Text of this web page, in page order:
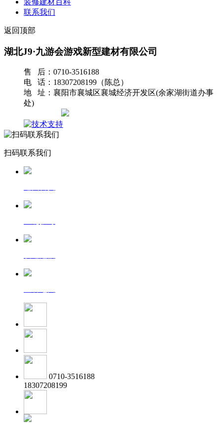
联系我们
返回顶部
湖北J9·九游会游戏新型建材有限公司
售 后：0710-3516188
电 话：18307208199（陈总）
地 址：襄阳市襄城区襄城经济开发区(余家湖街道办事
处)
扫码联系我们
0710-3516188
18307208199